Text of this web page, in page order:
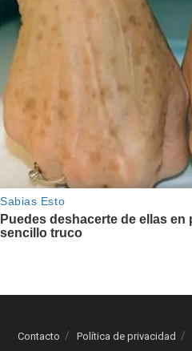
Contacto Política de privacidad